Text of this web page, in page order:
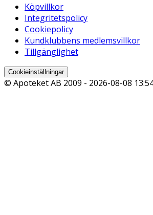
Köpvillkor
Integritetspolicy
Cookiepolicy
Kundklubbens medlemsvillkor
Tillgänglighet
Cookieinställningar
© Apoteket AB 2009 - 2026-08-08